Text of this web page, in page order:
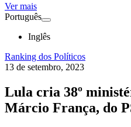
Ver mais
Português
Inglês
Ranking dos Políticos
13 de setembro, 2023
Lula cria 38º
Márcio França, do